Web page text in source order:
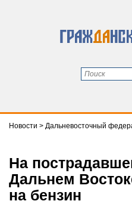
Новости > Дальневосточный
На
Дальнем
на бензин